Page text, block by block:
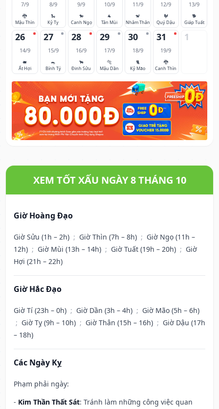
7/9
🐉
Mậu Thìn
8/9
🐍
Kỷ Tỵ
9/9
🐎
Canh Ngọ
10/9
🐐
Tân Mùi
11/9
🐒
Nhâm Thân
12/9
🐓
Quý Dậu
13/9
🐕
Giáp Tuất
26
14/9
🐖
Ất Hợi
27
15/9
🐀
Bính Tý
28
16/9
🐂
Đinh Sửu
29
17/9
🐅
Mậu Dần
30
18/9
🐈
Kỷ Mão
31
19/9
🐉
Canh Thìn
1
XEM TỐT XẤU NGÀY 8 THÁNG 10
Giờ Hoàng Đạo
Giờ Sửu (1h – 2h) ; Giờ Thìn (7h – 8h) ; Giờ Ngọ (11h –
12h) ; Giờ Mùi (13h – 14h) ; Giờ Tuất (19h – 20h) ; Giờ
Hợi (21h – 22h)
Giờ Hắc Đạo
Giờ Tí (23h – 0h) ; Giờ Dần (3h – 4h) ; Giờ Mão (5h – 6h)
; Giờ Tỵ (9h – 10h) ; Giờ Thân (15h – 16h) ; Giờ Dậu (17h
– 18h)
Các Ngày Kỵ
Phạm phải ngày:
- Kim Thần Thất Sát: Tránh làm những công việc quan